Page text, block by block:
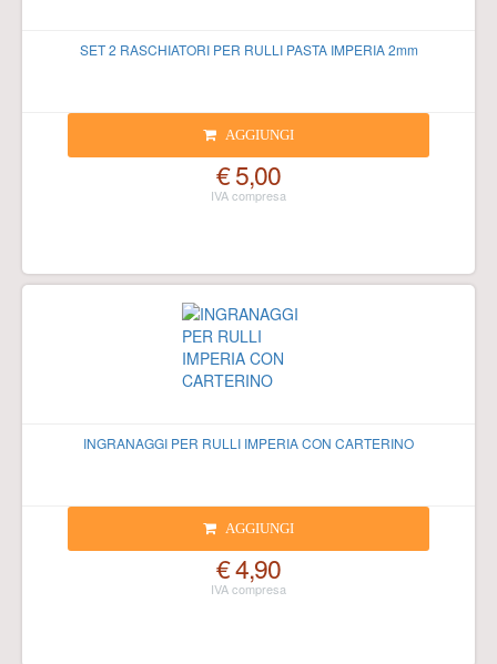
SET 2 RASCHIATORI PER RULLI PASTA IMPERIA 2mm
AGGIUNGI
€ 5,00
INGRANAGGI PER RULLI IMPERIA CON CARTERINO
AGGIUNGI
€ 4,90